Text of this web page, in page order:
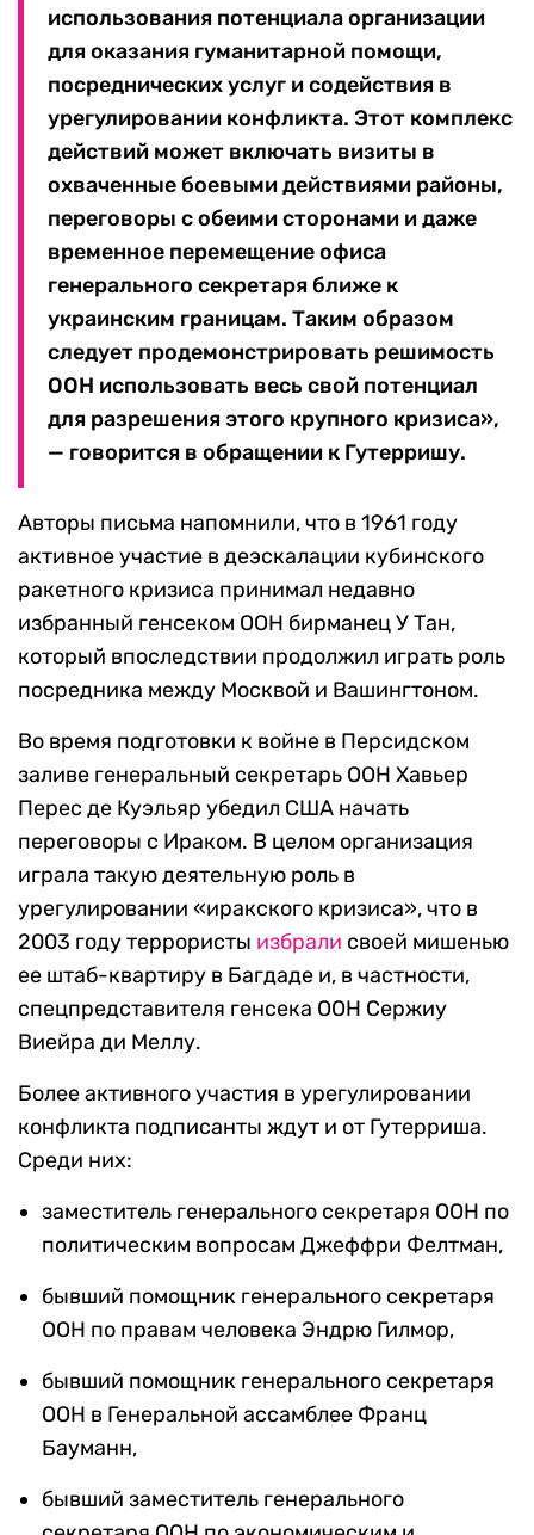
использования потенциала организации
для оказания гуманитарной помощи,
посреднических услуг и содействия в
урегулировании конфликта. Этот комплекс
действий может включать визиты в
охваченные боевыми действиями районы,
переговоры с обеими сторонами и даже
временное перемещение офиса
генерального секретаря ближе к
украинским границам. Таким образом
следует продемонстрировать решимость
ООН использовать весь свой потенциал
для разрешения этого крупного кризиса»,
— говорится в обращении к Гутерришу.
Авторы письма напомнили, что в 1961 году
активное участие в деэскалации кубинского
ракетного кризиса принимал недавно
избранный генсеком ООН бирманец У Тан,
который впоследствии продолжил играть роль
посредника между Москвой и Вашингтоном.
Во время подготовки к войне в Персидском
заливе генеральный секретарь ООН Хавьер
Перес де Куэльяр убедил США начать
переговоры с Ираком. В целом организация
играла такую деятельную роль в
урегулировании «иракского кризиса», что в
2003 году террористы избрали своей мишенью
ее штаб-квартиру в Багдаде и, в частности,
спецпредставителя генсека ООН Сержиу
Виейра ди Меллу.
Более активного участия в урегулировании
конфликта подписанты ждут и от Гутерриша.
Среди них:
заместитель генерального секретаря ООН по
политическим вопросам Джеффри Фелтман,
бывший помощник генерального секретаря
ООН по правам человека Эндрю Гилмор,
бывший помощник генерального секретаря
ООН в Генеральной ассамблее Франц
Бауманн,
бывший заместитель генерального